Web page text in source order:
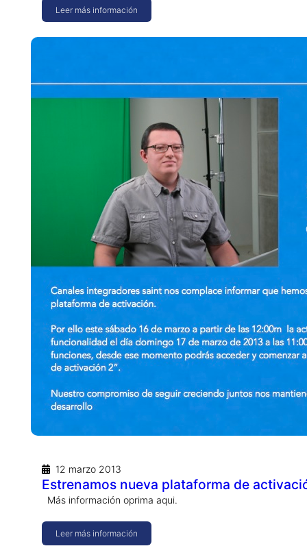
Leer más información
12 marzo 2013
Estrenamos nueva plataforma de
Más información oprima aqui.
Leer más información